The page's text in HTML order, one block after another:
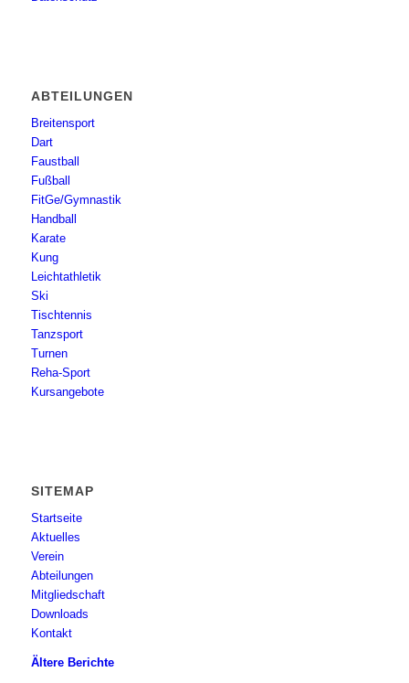
ABTEILUNGEN
Breitensport
Dart
Faustball
Fußball
FitGe/Gymnastik
Handball
Karate
Kung
Leichtathletik
Ski
Tischtennis
Tanzsport
Turnen
Reha-Sport
Kursangebote
SITEMAP
Startseite
Aktuelles
Verein
Abteilungen
Mitgliedschaft
Downloads
Kontakt
Ältere Berichte